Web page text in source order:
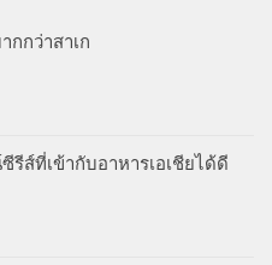
กกว่าสาเก
ซีรีส์ที่เข้ากับอาหารเอเชียได้ดี